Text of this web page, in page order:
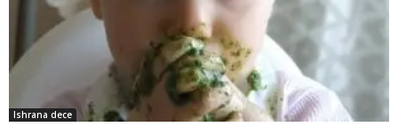
Ishrana dece